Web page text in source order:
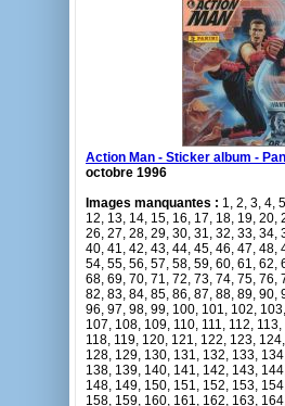
Action Man - Sticker album -
octobre 1996
Images manquantes : 1, 2, 3, 4,
12, 13, 14, 15, 16, 17, 18, 19, 20,
26, 27, 28, 29, 30, 31, 32, 33, 34,
40, 41, 42, 43, 44, 45, 46, 47, 48,
54, 55, 56, 57, 58, 59, 60, 61, 62,
68, 69, 70, 71, 72, 73, 74, 75, 76,
82, 83, 84, 85, 86, 87, 88, 89, 90,
96, 97, 98, 99, 100, 101, 102,
107, 108, 109, 110, 111, 112,
118, 119, 120, 121, 122, 123,
128, 129, 130, 131, 132, 133,
138, 139, 140, 141, 142, 143,
148, 149, 150, 151, 152, 153,
158, 159, 160, 161, 162, 163,